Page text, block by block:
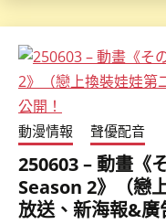
動漫情報 聲優配音
250603 – 動畫《
Season 2》（戀
放送、新海報&廣